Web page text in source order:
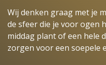
Wij denken graag met je
de sfeer die je voor ogen
middag plant of een hele
zorgen voor een soepele